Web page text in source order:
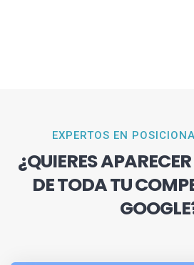
EXPERTOS EN
¿QUIERES
DE TODA TU